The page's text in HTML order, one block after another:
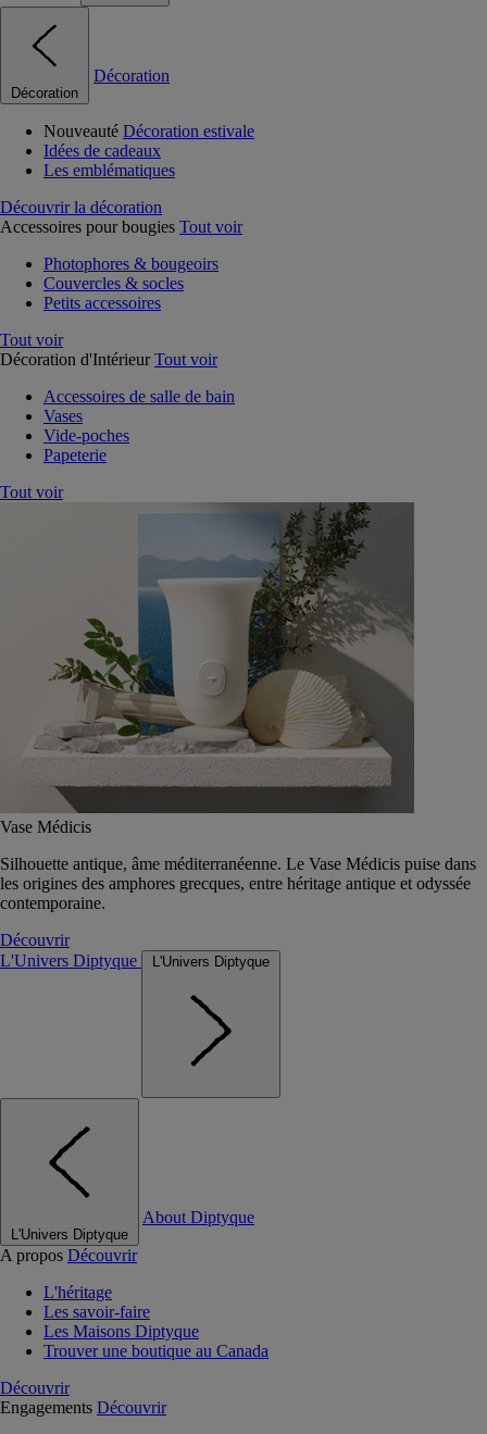
Décoration
Décoration
Nouveauté Décoration estivale
Idées de cadeaux
Les emblématiques
Découvrir la décoration
Accessoires pour bougies Tout voir
Photophores & bougeoirs
Couvercles & socles
Petits accessoires
Tout voir
Décoration d'Intérieur Tout voir
Accessoires de salle de bain
Vases
Vide-poches
Papeterie
Tout voir
Vase Médicis
Silhouette antique, âme méditerranéenne. Le Vase Médicis puise dans
les origines des amphores grecques, entre héritage antique et odyssée
contemporaine.
Découvrir
L'Univers Diptyque
L'Univers Diptyque
L'Univers Diptyque
About Diptyque
A propos Découvrir
L'héritage
Les savoir-faire
Les Maisons Diptyque
Trouver une boutique au Canada
Découvrir
Engagements Découvrir